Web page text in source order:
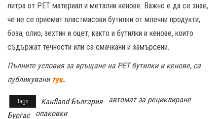
литра от PET материал и метални кенове. Важно е да се знае,
че не се приемат пластмасови бутилки от млечни продукти,
боза, олио, зехтин и оцет, както и бутилки и кенове, които
съдържат течности или са смачкани и замърсени.
Пълните условия за връщане на PET бутилки и кенове, са
публикувани тук.
Tags Kaufland България
автомат за рециклиране
Бургас
опаковки